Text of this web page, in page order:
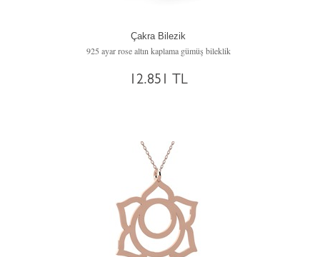
Çakra Bilezik
925 ayar rose altın kaplama gümüş bileklik
12.851 TL